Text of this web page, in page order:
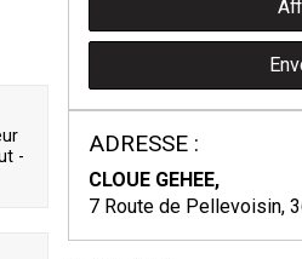
-
ADRESSE :
CLOUE GEHEE,
7 Route de Pellevoisin,